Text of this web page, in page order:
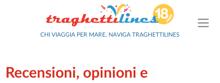
CHI VIAGGIA PER MARE, NAVIGA TRAGHETTILINES
Recensioni, opinioni e